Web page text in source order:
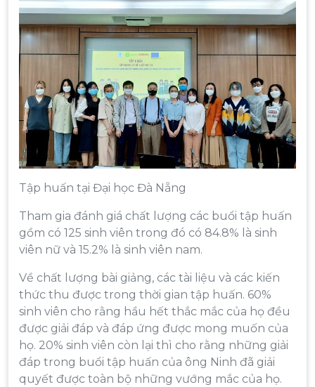
Tập huấn tại Đại học Đà Nẵng
Tham gia đánh giá chất lượng các buổi tập huấn
gồm có 125 sinh viên trong đó có 84.8% là sinh
viên nữ và 15.2% là sinh viên nam.
Về chất lượng bài giảng, các tài liệu và các kiến
thức thu được trong thời gian tập huấn. 60%
sinh viên cho rằng hầu hết thắc mắc của họ đều
được giải đáp và đáp ứng được mong muốn của
họ. 20% sinh viên còn lại thì cho rằng những giải
đáp trong buổi tập huấn của ông Ninh đã giải
quyết được toàn bộ những vướng mắc của họ.